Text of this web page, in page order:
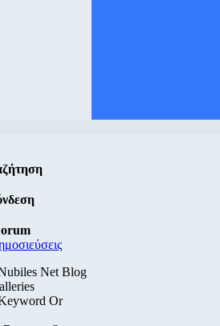
Net Blog
Or